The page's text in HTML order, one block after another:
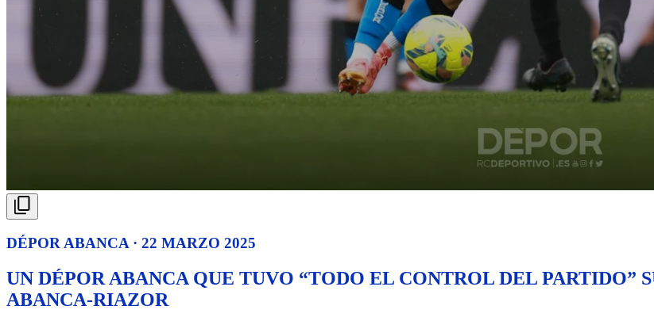
DÉPOR ABANCA · 22 MARZO 2025
UN DÉPOR ABANCA QUE TUVO “TODO EL CONTROL DEL PARTIDO”
ABANCA-RIAZOR